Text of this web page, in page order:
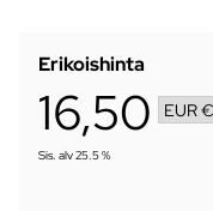
Erikoishinta
16,50
Sis. alv 25.5 %